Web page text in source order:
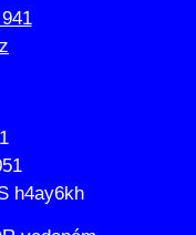
h4ay6kh